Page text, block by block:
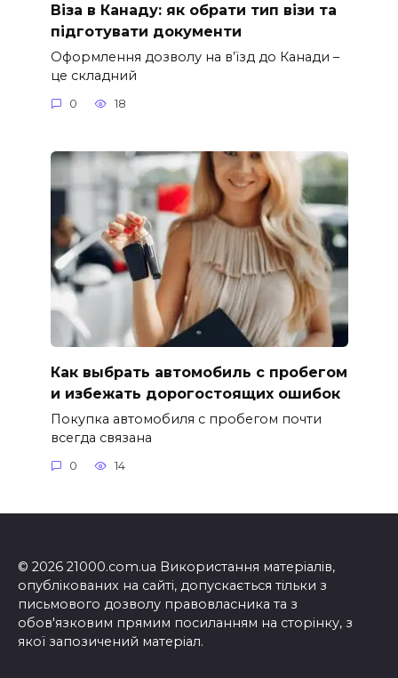
Віза в Канаду: як обрати тип візи та
підготувати документи
Оформлення дозволу на в’їзд до Канади –
це складний
0 18
Как выбрать автомобиль с пробегом
и избежать дорогостоящих ошибок
Покупка автомобиля с пробегом почти
всегда связана
0 14
© 2026 21000.com.ua Використання матеріалів,
опублікованих на сайті, допускається тільки з
письмового дозволу правовласника та з
обов'язковим прямим посиланням на сторінку, з
якої запозичений матеріал.